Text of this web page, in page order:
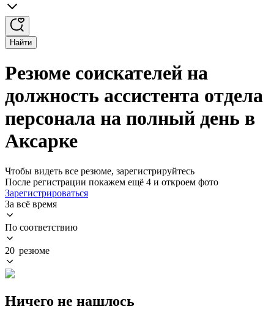
Найти
Резюме соискателей на
должность ассистента отдела
персонала на полный день в
Аксарке
Чтобы видеть все резюме, зарегистрируйтесь
После регистрации покажем ещё 4 и откроем фото
Зарегистрироваться
За всё время
По соответствию
20 резюме
Ничего не нашлось